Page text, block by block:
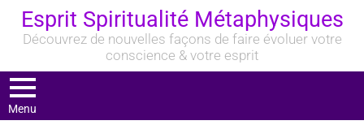
Esprit Spiritualité Métaphysiques
Découvrez de nouvelles façons de faire évoluer votre
conscience & votre esprit
Menu